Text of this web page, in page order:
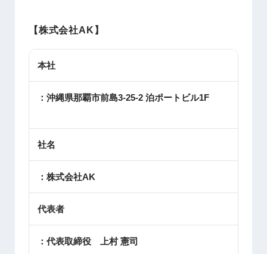
【株式会社AK 】
本社
：沖縄県那覇市前島3-25-2 泊ポートビル1F
社名
：株式会社AK
代表者
：代表取締役 上村 憲司